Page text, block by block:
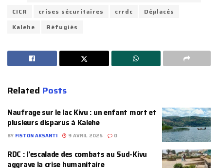
CICR
crises sécuritaires crrdc
Déplacés
Kalehe
Réfugiés
Related Posts
Naufrage sur le lac Kivu : un enfant mort et
plusieurs disparus à Kalehe
BY FISTON AKSANTI 9 AVRIL 2026 0
RDC : l’escalade des combats au Sud-Kivu
aggrave la crise humanitaire